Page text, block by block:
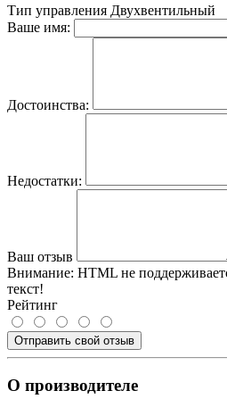
Тип управления Двухвентильный
Ваше имя:
Достоинства:
Недостатки:
Ваш отзыв
Внимание: HTML не
текст!
Рейтинг
Отправить свой отзыв
О производителе